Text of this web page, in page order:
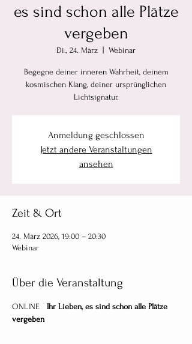
es sind schon alle Plätze
vergeben
Di., 24. März Webinar
Begegne deiner inneren Wahrheit, deinem
kosmischen Klang, deiner ursprünglichen
Lichtsignatur.
Anmeldung geschlossen
Jetzt andere Veranstaltungen
ansehen
Zeit & Ort
24. März 2026, 19:00 – 20:30
Webinar
Über die Veranstaltung
ONLINE Ihr Lieben, es sind schon alle Plätze
vergeben